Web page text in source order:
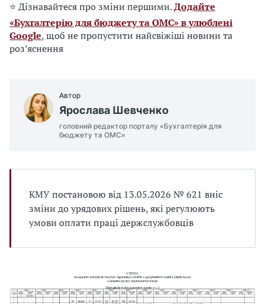
⭐ Дізнавайтеся про зміни першими.Додайте
«Бухгалтерію для бюджету та ОМС» в улюблені
Google, щоб не пропустити найсвіжіші новини та
роз’яснення
Автор
Ярослава Шевченко
головний редактор порталу «Бухгалтерія для
бюджету та ОМС»
КМУ постановою від 13.05.2026 № 621 вніс
зміни до урядових рішень, які регулюють
умови оплати праці держслужбовців